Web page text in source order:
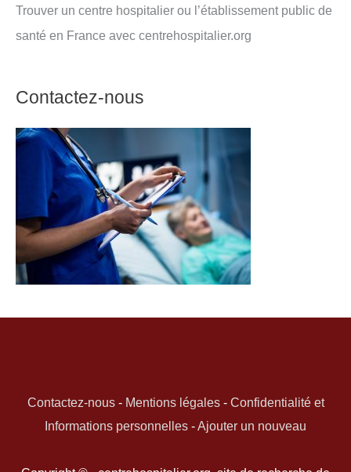
Trouver un centre hospitalier ou l’établissement public de
santé en France avec centrehospitalier.org
Contactez-nous
Contactez-nous- Mentions légales- Confidentialité et
Informations personnelles -Ajouter un nouveau